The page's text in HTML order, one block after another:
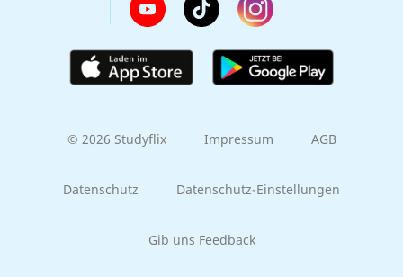
© 2026 Studyflix Impressum AGB
Datenschutz Datenschutz-Einstellungen
Gib uns Feedback